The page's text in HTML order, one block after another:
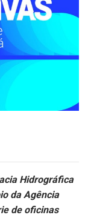
Hidrográfica
da Agência
de oficinas